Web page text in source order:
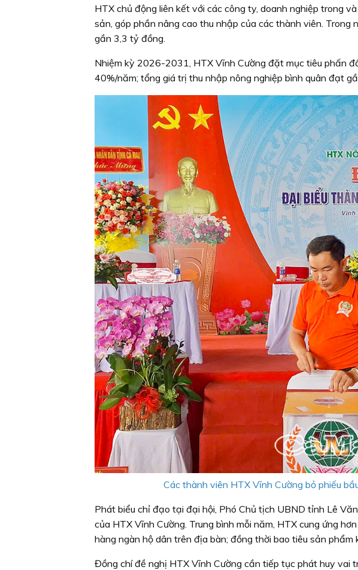
HTX chủ động liên kết với các công ty, doanh nghiệp trong
sản, góp phần nâng cao thu nhập của các thành viên. Trong
gần 3,3 tỷ đồng.
Nhiệm kỳ 2026-2031, HTX Vĩnh Cường đặt mục tiêu phấn
40%/năm; tổng giá trị thu nhập nông nghiệp bình quân đạt
Các thành viên HTX Vĩnh Cường bỏ phiếu
Phát biểu chỉ đạo tại đại hội, Phó Chủ tịch UBND tỉnh Lê
của HTX Vĩnh Cường. Trung bình mỗi năm, HTX cung ứng
hàng ngàn hộ dân trên địa bàn; đồng thời bao tiêu sản
Đồng chí đề nghị HTX Vĩnh Cường cần tiếp tục phát huy vai